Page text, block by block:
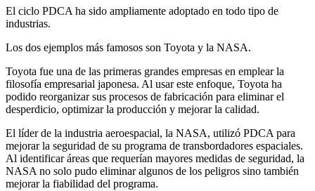
El ciclo PDCA ha sido ampliamente adoptado en todo tipo de
industrias.
Los dos ejemplos más famosos son Toyota y la NASA.
Toyota fue una de las primeras grandes empresas en emplear la
filosofía empresarial japonesa. Al usar este enfoque, Toyota ha
podido reorganizar sus procesos de fabricación para eliminar el
desperdicio, optimizar la producción y mejorar la calidad.
El líder de la industria aeroespacial, la NASA, utilizó PDCA para
mejorar la seguridad de su programa de transbordadores espaciales.
Al identificar áreas que requerían mayores medidas de seguridad, la
NASA no solo pudo eliminar algunos de los peligros sino también
mejorar la fiabilidad del programa.